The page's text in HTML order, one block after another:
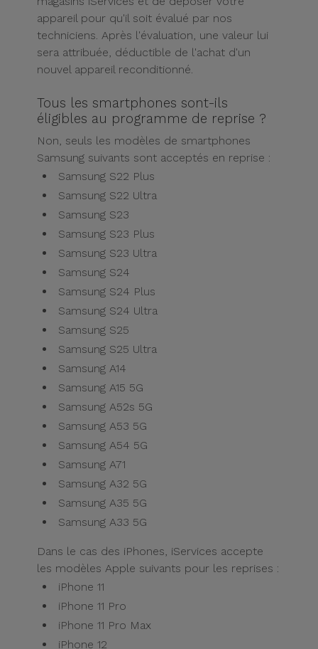
appareil pour qu'il soit évalué par nos
techniciens. Après l'évaluation, une valeur lui
sera attribuée, déductible de l'achat d'un
nouvel appareil reconditionné.
Tous les smartphones sont-ils
éligibles au programme de reprise ?
Non, seuls les modèles de smartphones
Samsung suivants sont acceptés en reprise :
Samsung S22 Plus
Samsung S22 Ultra
Samsung S23
Samsung S23 Plus
Samsung S23 Ultra
Samsung S24
Samsung S24 Plus
Samsung S24 Ultra
Samsung S25
Samsung S25 Ultra
Samsung A14
Samsung A15 5G
Samsung A52s 5G
Samsung A53 5G
Samsung A54 5G
Samsung A71
Samsung A32 5G
Samsung A35 5G
Samsung A33 5G
Dans le cas des iPhones, iServices accepte
les modèles Apple suivants pour les reprises :
iPhone 11
iPhone 11 Pro
iPhone 11 Pro Max
iPhone 12